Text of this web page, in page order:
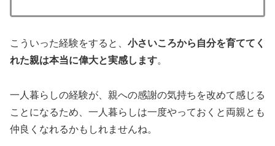
こういった経験をすると、 小さいころから自分を育ててく
れた親は本当に偉大と実感します。
一人暮らしの経験が、親への感謝の気持ちを改めて感じる
ことになるため、一人暮らしは一度やっておくと両親とも
仲良くなれるかもしれませんね。